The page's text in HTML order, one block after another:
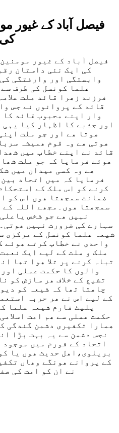
فیصل آباد کے غیور
فیصل آباد کے غیور
کی ایک نئی داستان
وابستگی اور وارفتگی
علما کونسل کی طرف
فرزند زھرا قائد ملت
قائد کے پروانوں نے جس
وار اپنے محبوب قائد
اور جذبے کا اظہار کیا
ھوتا ھے اور جو ملت
ھوتی ھے وہ قوم ھمیشہ
قائد نے اپنے خطاب میں
ھوئے فرمایا کہ جو ملت
ھے وہ کسی میدان میں
فرمایا کہ میں اتحاد
کرنے کو اس ملک کے
ضمانت سمجھتا ھوں اس کو
سمجھتا ھوں۔مجھے اللہ کے
نہیں ھے جو شخص
سہارے کی ضرورت نہیں
شیعہ علما کونسل کے مرکزی
واحدی نے خطاب کرتے ھوئے
ملک و ملت کے لیے ایک
تباہ کرنے پر تلا ھوا تھا
والوں کا حکمت عملی
تشیع کے خلاف ھر سازش کو
چاھتا تھا کہ شیعہ کو
کے لیے اس نے ھر حربہ
پلیٹ فارم شیعہ علما
حکمت عملی سے ھم امت
ھمارا تکفیری دشمن گندگی
نجس دشمن سے یہ بہت بڑا
اتحاد کے فورم میں
بریلوی،اھل حدیث ھوں یا
کے پروانے ھونگے وھاں
نے ان کو امت کی